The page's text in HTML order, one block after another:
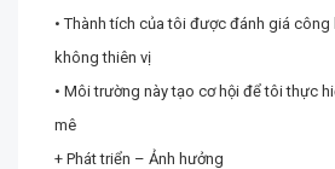
• Thành tích của tôi được đánh giá công
không thiên vị
• Môi trường này tạo cơ hội để tôi thực
mê
+ Phát triển – Ảnh hưởng